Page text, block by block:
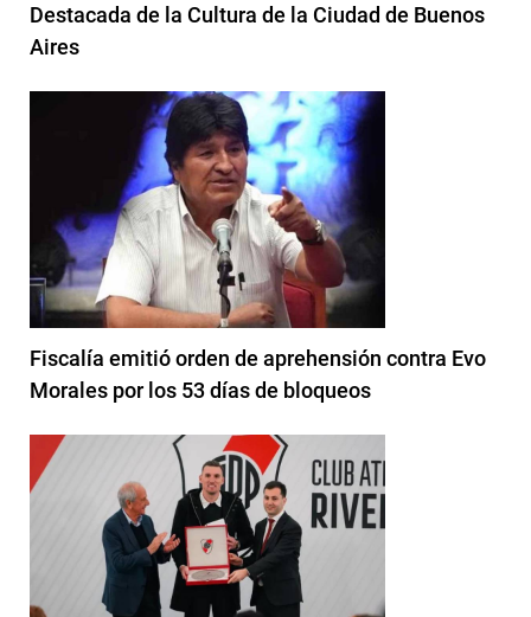
Destacada de la Cultura de la Ciudad de Buenos
Aires
Fiscalía emitió orden de aprehensión contra Evo
Morales por los 53 días de bloqueos